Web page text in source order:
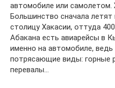
автомобиле или самолетом.
Большинство сначала
столицу Хакасии, оттуда
Абакана есть авиарейсы в
именно на автомобиле,
потрясающие виды: горные
перевалы…